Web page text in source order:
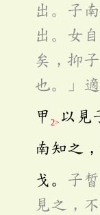
出。子
出。女
矣，抑
也。」
甲 2> 以見
南知之
戈。 子
見之，